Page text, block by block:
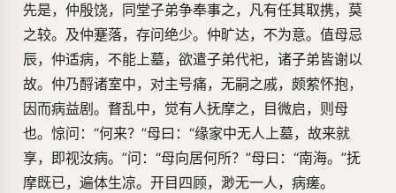
先是，仲殷饶，同堂子弟争奉事之，凡有任其取携，莫
之较。及仲蹇落，存问绝少。仲旷达，不为意。值母忌
辰，仲适病，不能上墓，欲遣子弟代祀，诸子弟皆谢以
故。仲乃酹诸室中，对主号痛，无嗣之戚，颇萦怀抱，
因而病益剧。瞀乱中，觉有人抚摩之，目微启，则母
也。惊问：“何来？”母曰：“缘家中无人上墓，故来就
享，即视汝病。”问：“母向居何所？”母曰：“南海。”抚
摩既已，遍体生凉。开目四顾，渺无一人，病瘥。